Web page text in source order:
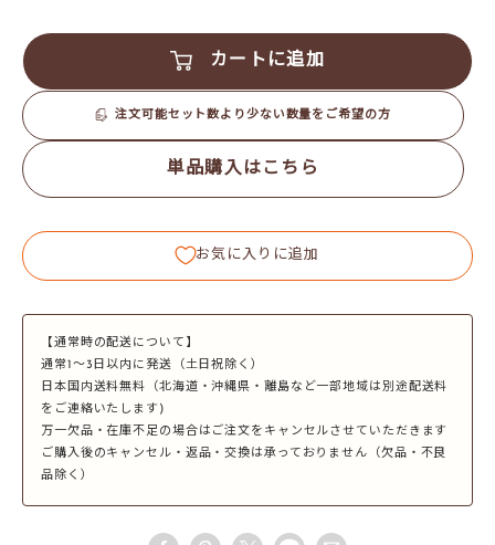
カートに追加
注文可能セット数より少ない数量をご希望の方
単品購入はこちら
お気に入りに追加
【通常時の配送について】
通常1～3日以内に発送（土日祝除く）
日本国内送料無料（北海道・沖縄県・離島など一部地域は別途配送料
をご連絡いたします)
万一欠品・在庫不足の場合はご注文をキャンセルさせていただきます
ご購入後のキャンセル・返品・交換は承っておりません（欠品・不良
品除く）